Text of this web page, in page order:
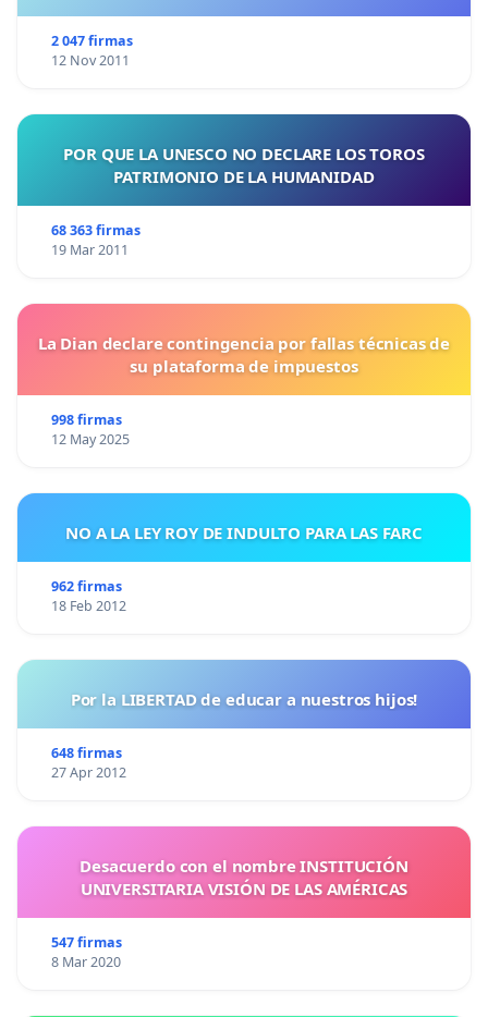
2 047 firmas
12 Nov 2011
POR QUE LA UNESCO NO DECLARE LOS TOROS
PATRIMONIO DE LA HUMANIDAD
68 363 firmas
19 Mar 2011
La Dian declare contingencia por fallas técnicas de
su plataforma de impuestos
998 firmas
12 May 2025
NO A LA LEY ROY DE INDULTO PARA LAS FARC
962 firmas
18 Feb 2012
Por la LIBERTAD de educar a nuestros hijos!
648 firmas
27 Apr 2012
Desacuerdo con el nombre INSTITUCIÓN
UNIVERSITARIA VISIÓN DE LAS AMÉRICAS
547 firmas
8 Mar 2020